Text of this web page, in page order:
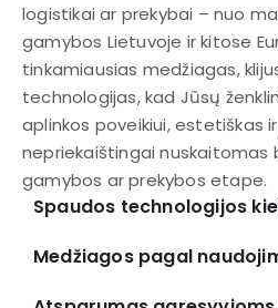
logistikai ar prekybai – nuo
gamybos Lietuvoje ir kitose
tinkamiausias medžiagas,
technologijas, kad Jūsų
aplinkos poveikiui, estetiškas
nepriekaištingai nuskaitomas
gamybos ar prekybos etape.
Spaudos technologijos
Medžiagos pagal